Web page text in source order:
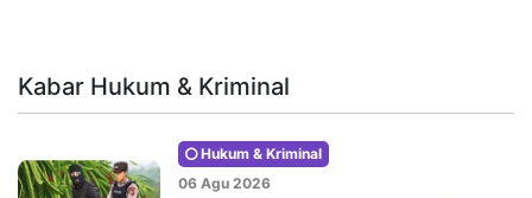
Kabar Hukum & Kriminal
Hukum & Kriminal
06 Agu 2026